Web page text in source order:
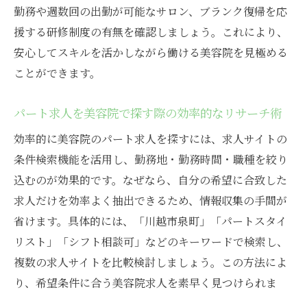
ブランク後も働きやすい美容院の特徴に注
目
美容院のパート求人で受けられる研修内容
復帰を後押しする美容院のフォローアップ
美容院での不安を解消する復職支援情報
ブランク明け主婦が美容院で活躍する秘訣
パートスタイリストなら叶う柔軟な働き方ガイ
ド
美容院パートで実現する柔軟なシフト活用
パートスタイリストの働き方に合う美容院
選び
勤務や週数回の出勤が可能なサロン、ブランク復帰を応
援する研修制度の有無を確認しましょう。これにより、
安心してスキルを活かしながら働ける美容院を見極める
ことができます。
パート求人を美容院で探す際の効率的なリサーチ術
効率的に美容院のパート求人を探すには、求人サイトの
条件検索機能を活用し、勤務地・勤務時間・職種を絞り
込むのが効果的です。なぜなら、自分の希望に合致した
求人だけを効率よく抽出できるため、情報収集の手間が
省けます。具体的には、「川越市泉町」「パートスタイ
リスト」「シフト相談可」などのキーワードで検索し、
複数の求人サイトを比較検討しましょう。この方法によ
り、希望条件に合う美容院求人を素早く見つけられま